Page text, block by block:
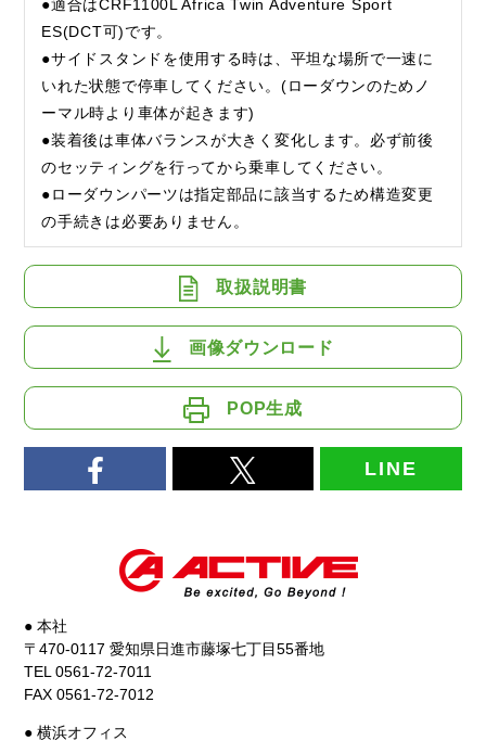
●適合はCRF1100L Africa Twin Adventure Sport
ES(DCT可)です。
●サイドスタンドを使用する時は、平坦な場所で一速に
いれた状態で停車してください。(ローダウンのためノ
ーマル時より車体が起きます)
●装着後は車体バランスが大きく変化します。必ず前後
のセッティングを行ってから乗車してください。
●ローダウンパーツは指定部品に該当するため構造変更
の手続きは必要ありません。
取扱説明書
画像ダウンロード
POP生成
LINE
● 本社
〒470-0117 愛知県日進市藤塚七丁目55番地
TEL 0561-72-7011
FAX 0561-72-7012
● 横浜オフィス